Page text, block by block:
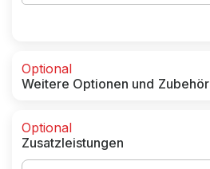
Optional
Weitere Optionen und Zubehör
Optional
Zusatzleistungen